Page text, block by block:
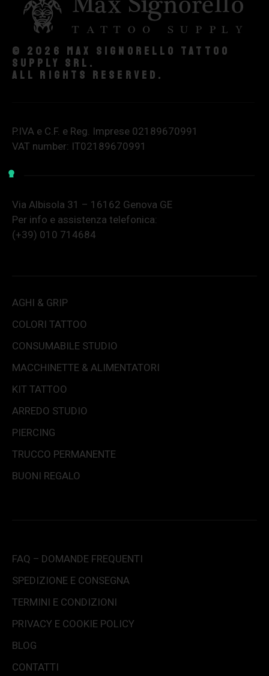
© 2026 Max Signorello Tattoo
supply srl.
All rights reserved.
P.IVA e C.F. e Reg. Imprese 02189670991
VAT number: IT02189670991
Via Albisola 31 – 16162 Genova GE
Per info e assistenza telefonica:
(+39) 010 714684
AGHI & GRIP
COLORI TATTOO
CONSUMABILE STUDIO
MACCHINETTE & ALIMENTATORI
KIT TATTOO
ARREDO STUDIO
PIERCING
TRUCCO PERMANENTE
BUONI REGALO
FAQ – DOMANDE FREQUENTI
SPEDIZIONE E CONSEGNA
TERMINI E CONDIZIONI
PRIVACY E COOKIE POLICY
BLOG
CONTATTI